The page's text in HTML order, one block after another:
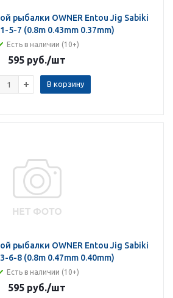
рыбалки OWNER Entou Jig Sabiki
5-7 (0.8m 0.43mm 0.37mm)
Есть в наличии (10+)
595 руб./шт
В корзину
рыбалки OWNER Entou Jig Sabiki
6-8 (0.8m 0.47mm 0.40mm)
Есть в наличии (10+)
595 руб./шт